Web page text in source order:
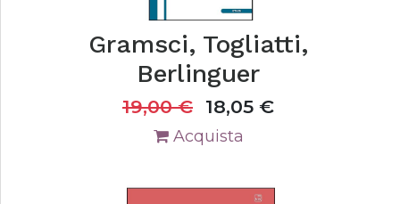
Gramsci, Togliatti,
Berlinguer
19,00€ 18,05 €
Acquista